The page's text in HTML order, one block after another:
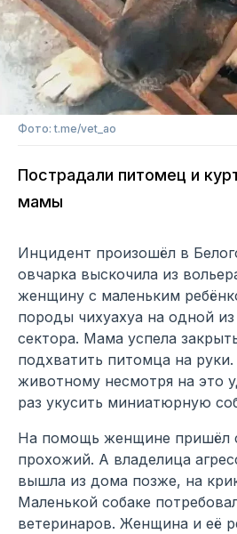
Фото: t.me/vet_ao
Пострадали питомец и
мамы
Инцидент произошёл в
овчарка выскочила из
женщину с маленьким
породы чихуахуа на одной из
сектора. Мама успела
подхватить питомца на
животному несмотря на это
раз укусить миниатюрную
На помощь женщине пришёл
прохожий. А владелица
вышла из дома позже, на
Маленькой собаке
ветеринаров. Женщина и её